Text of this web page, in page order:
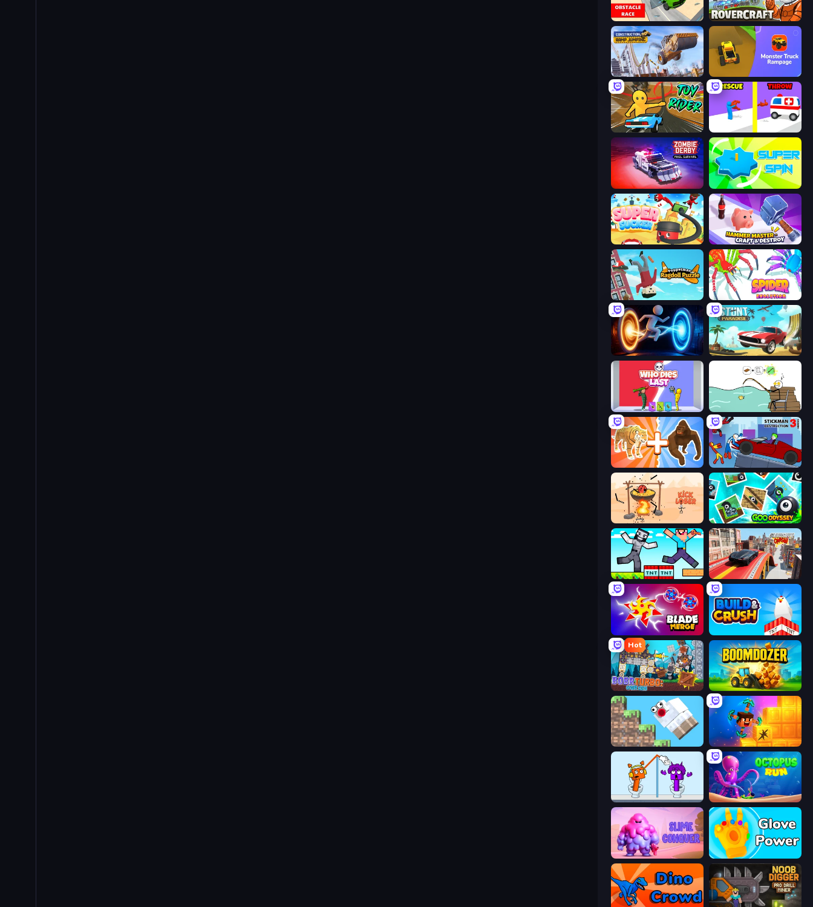
Obstacle Race: Destroying Simulator! Rovercraft
Construction Ramp Jumping Monster Truck Rampage
Toy Rider Rescue Throw
Zombie Derby: Pixel Survival Super Spin
Super Sucker 3D Hammer Master－Craft & Destroy!
Spider Evolution: Runner Game
Portal Escape Stunt Paradise
Who Dies Last? Alchemy Puzzle
Animal DNA Run Stickman Destruction 3 Heroes
Kick Loser Goo Odyssey
Noob Gigachad: Parkour Tricks Challenge Slingshot Crash
Blade Merge Build and Crush
Hot
Bobr Turbo: Craft Cars Boomdozer
Crazy Sheep Merge & Dig!
Square Punki Long Hand OctopusRun
Slime Conquer: Epic Battles Glove Power